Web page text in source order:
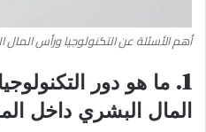
أهم الأسئلة عن التكنولوجيا ورأس المال
1. ما هو دور
المال البشري داخل